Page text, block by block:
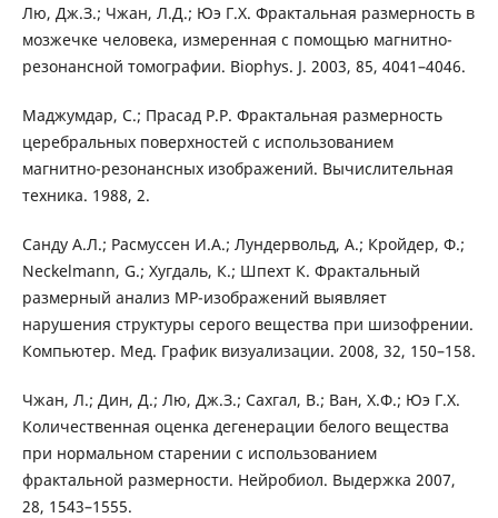
Лю, Дж.З.; Чжан, Л.Д.; Юэ Г.Х. Фрактальная размерность в
мозжечке человека, измеренная с помощью магнитно-
резонансной томографии. Biophys. J. 2003, 85, 4041–4046.
Маджумдар, С.; Прасад Р.Р. Фрактальная размерность
церебральных поверхностей с использованием
магнитно-резонансных изображений. Вычислительная
техника. 1988, 2.
Санду А.Л.; Расмуссен И.А.; Лундервольд, А.; Кройдер, Ф.;
Neckelmann, G.; Хугдаль, К.; Шпехт К. Фрактальный
размерный анализ МР-изображений выявляет
нарушения структуры серого вещества при шизофрении.
Компьютер. Мед. График визуализации. 2008, 32, 150–158.
Чжан, Л.; Дин, Д.; Лю, Дж.З.; Сахгал, В.; Ван, Х.Ф.; Юэ Г.Х.
Количественная оценка дегенерации белого вещества
при нормальном старении с использованием
фрактальной размерности. Нейробиол. Выдержка 2007,
28, 1543–1555.